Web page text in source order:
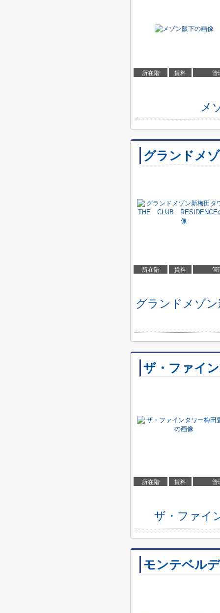
所在階 賃料 管
メ
グランドメ
所在階 賃料 管
グランドメゾ
ザ・ファイ
所在階 賃料 管
ザ・ファイ
モンテベル